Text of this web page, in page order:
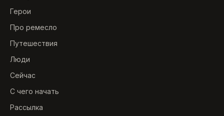
Герои
Про ремесло
Путешествия
Люди
Сейчас
С чего начать
Рассылка